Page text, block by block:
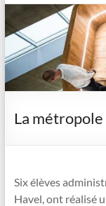
La
Six élèves
Havel, ont réalisé